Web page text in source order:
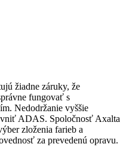
žiadne záruky, že
fungovať s
Nedodržanie vyššie
ADAS. Spoločnosť Axalta
zloženia farieb a
za prevedenú opravu.